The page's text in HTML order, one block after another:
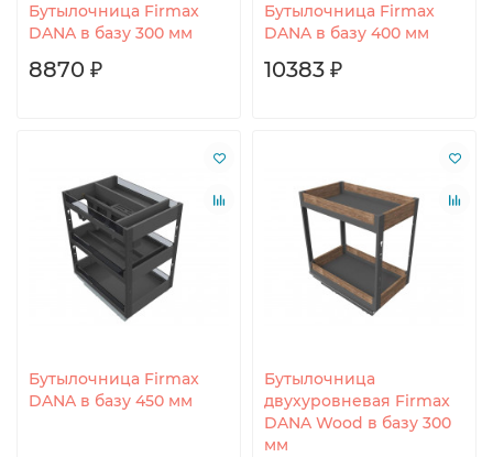
Бутылочница Firmax
DANA в базу 300 мм
8870 ₽
Бутылочница Firmax
DANA в базу 400 мм
10383 ₽
Бутылочница Firmax
DANA в базу 450 мм
Бутылочница
двухуровневая Firmax
DANA Wood в базу 300
мм